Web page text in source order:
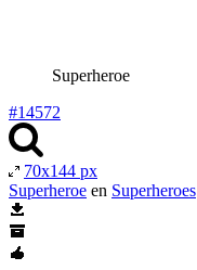
Superheroe
#14572
70x144 px
Superheroe en Superheroes